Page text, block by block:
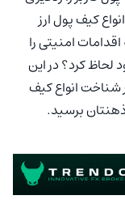
کیف پول ارز
امنیتی را
لحاظ کرد؟ در این
شناخت انواع کیف
برسید.